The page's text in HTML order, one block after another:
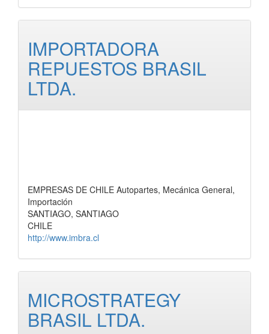
IMPORTADORA
REPUESTOS BRASIL
LTDA.
EMPRESAS DE CHILE Autopartes, Mecánica General,
Importación
SANTIAGO, SANTIAGO
CHILE
http://www.imbra.cl
MICROSTRATEGY
BRASIL LTDA.